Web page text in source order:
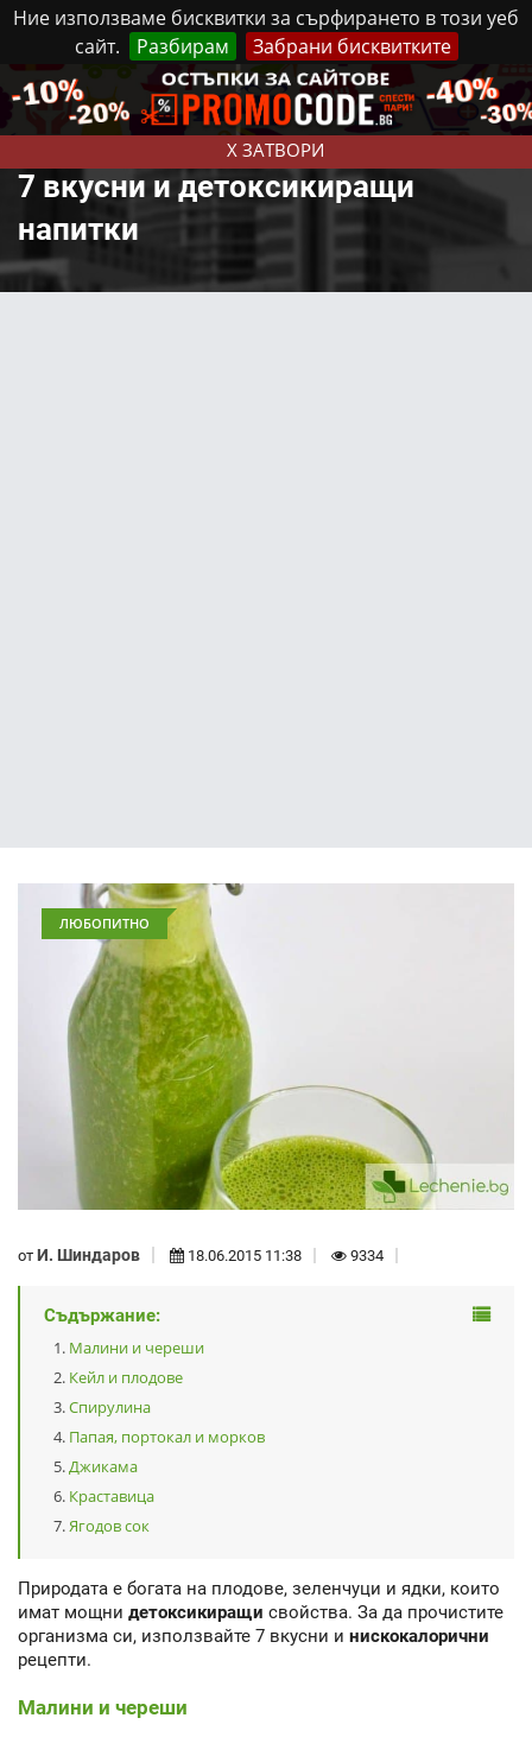
Ние използваме бисквитки за сърфирането в този уеб
сайт.
Разбирам Забрани бисквитките
X ЗАТВОРИ
Понеделник, 10 Август, 2026 Реклама Контакти
7 вкусни и детоксикиращи
напитки
ЛЮБОПИТНО
от И. Шиндаров 18.06.2015 11:38 9334
Съдържание:
Малини и череши
Кейл и плодове
Спирулина
Папая, портокал и морков
Джикама
Краставица
Ягодов сок
Природата е богата на плодове, зеленчуци и ядки, които
имат мощни детоксикиращи свойства. За да прочистите
организма си, използвайте 7 вкусни и нискокалорични
рецепти.
Малини и череши